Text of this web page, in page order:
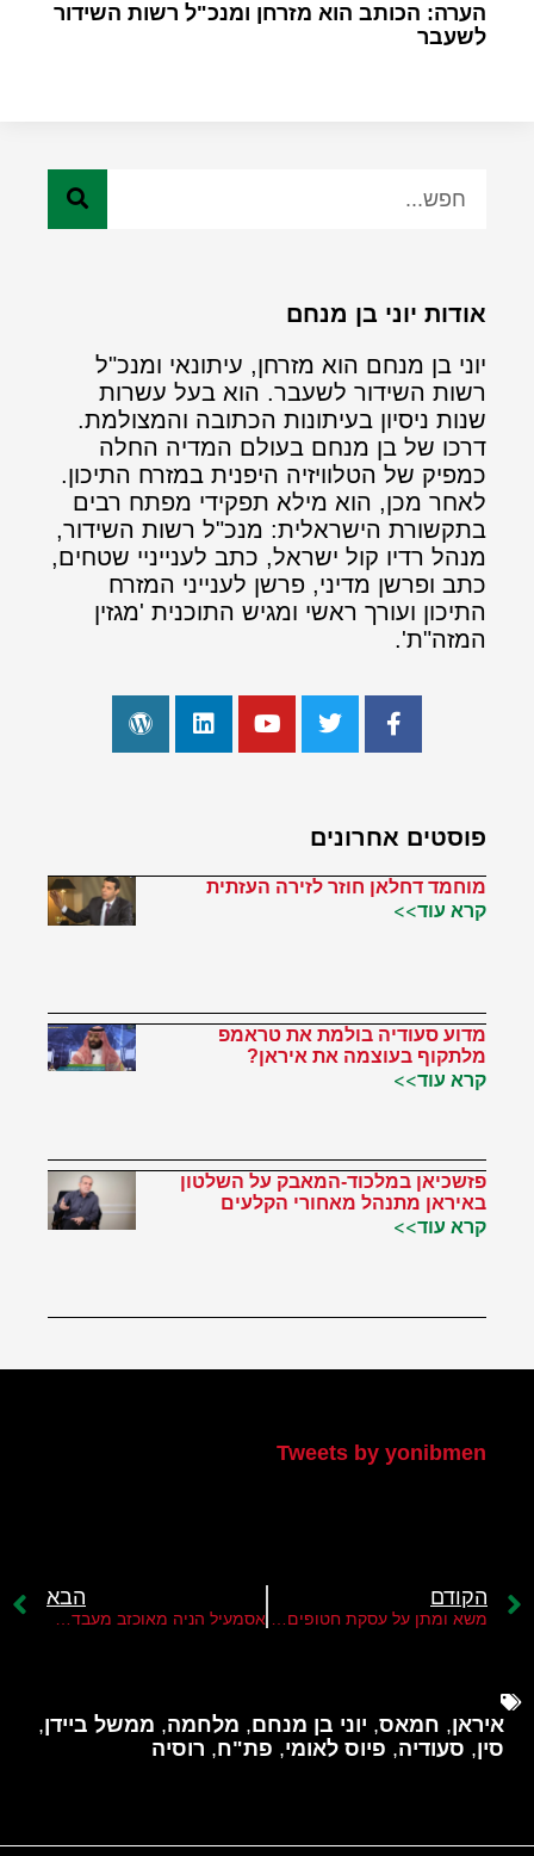
הערה: הכותב הוא מזרחן ומנכ"ל רשות השידור
לשעבר
אודות יוני בן מנחם
יוני בן מנחם הוא מזרחן, עיתונאי ומנכ"ל
רשות השידור לשעבר. הוא בעל עשרות
שנות ניסיון בעיתונות הכתובה והמצולמת.
דרכו של בן מנחם בעולם המדיה החלה
כמפיק של הטלוויזיה היפנית במזרח התיכון.
לאחר מכן, הוא מילא תפקידי מפתח רבים
בתקשורת הישראלית: מנכ"ל רשות השידור,
מנהל רדיו קול ישראל, כתב לענייניי שטחים,
כתב ופרשן מדיני, פרשן לענייני המזרח
התיכון ועורך ראשי ומגיש התוכנית 'מגזין
המזה"ת'.
פוסטים אחרונים
מוחמד דחלאן חוזר לזירה העזתית
קרא עוד>>
מדוע סעודיה בולמת את טראמפ
מלתקוף בעוצמה את איראן?
קרא עוד>>
פזשכיאן במלכוד-המאבק על השלטון
באיראן מתנהל מאחורי הקלעים
קרא עוד>>
Tweets by yonibmen
הקודם
משא ומתן על עסקת חטופים תחת אש
הבא
אסמעיל הניה מאוכזב מעבדאללה מלך ירדן
איראן, חמאס, יוני בן מנחם, מלחמה, ממשל ביידן,
סין, סעודיה, פיוס לאומי, פת"ח, רוסיה